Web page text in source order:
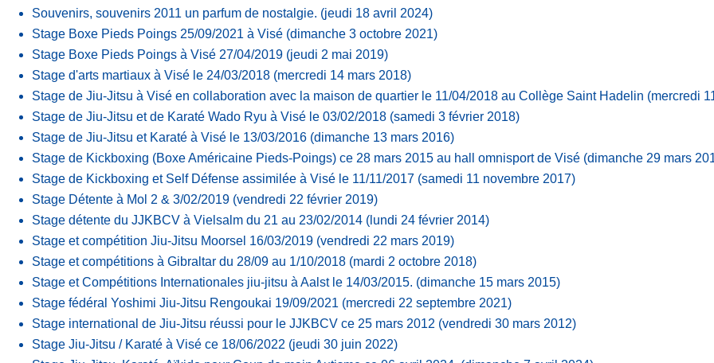
Souvenirs, souvenirs 2011 un parfum de nostalgie. (jeudi 18 avril 2024)
Stage Boxe Pieds Poings 25/09/2021 à Visé (dimanche 3 octobre 2021)
Stage Boxe Pieds Poings à Visé 27/04/2019 (jeudi 2 mai 2019)
Stage d'arts martiaux à Visé le 24/03/2018 (mercredi 14 mars 2018)
Stage de Jiu-Jitsu à Visé en collaboration avec la maison de quartier le 11/04/2018 au Collège Saint Hadelin (mercredi
Stage de Jiu-Jitsu et de Karaté Wado Ryu à Visé le 03/02/2018 (samedi 3 février 2018)
Stage de Jiu-Jitsu et Karaté à Visé le 13/03/2016 (dimanche 13 mars 2016)
Stage de Kickboxing (Boxe Américaine Pieds-Poings) ce 28 mars 2015 au hall omnisport de Visé (dimanche 29 mars
Stage de Kickboxing et Self Défense assimilée à Visé le 11/11/2017 (samedi 11 novembre 2017)
Stage Détente à Mol 2 & 3/02/2019 (vendredi 22 février 2019)
Stage détente du JJKBCV à Vielsalm du 21 au 23/02/2014 (lundi 24 février 2014)
Stage et compétition Jiu-Jitsu Moorsel 16/03/2019 (vendredi 22 mars 2019)
Stage et compétitions à Gibraltar du 28/09 au 1/10/2018 (mardi 2 octobre 2018)
Stage et Compétitions Internationales jiu-jitsu à Aalst le 14/03/2015. (dimanche 15 mars 2015)
Stage fédéral Yoshimi Jiu-Jitsu Rengoukai 19/09/2021 (mercredi 22 septembre 2021)
Stage international de Jiu-Jitsu réussi pour le JJKBCV ce 25 mars 2012 (vendredi 30 mars 2012)
Stage Jiu-Jitsu / Karaté à Visé ce 18/06/2022 (jeudi 30 juin 2022)